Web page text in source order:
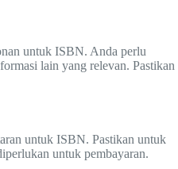
untuk ISBN. Anda perlu
lain yang relevan. Pastikan
untuk ISBN. Pastikan untuk
untuk pembayaran.